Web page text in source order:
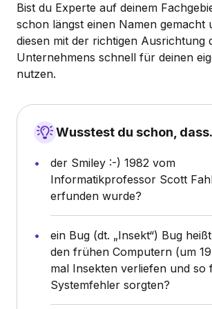
Bist du Experte auf deinem
schon längst einen Namen gemacht
diesen mit der richtigen Ausrichtung
Unternehmens schnell für deinen
nutzen.
Wusstest du schon,
der Smiley :-) 1982 vom
Informatikprofessor Scott
erfunden wurde?
ein Bug (dt. „Insekt“) Bug
den frühen Computern (um
mal Insekten verliefen und so
Systemfehler sorgten?